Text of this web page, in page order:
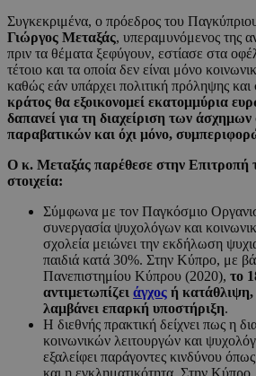
Συγκεκριμένα, ο πρόεδρος του
Γιώργος Μεταξάς, υπεραμυνόμενος της
πριν τα θέματα ξεφύγουν, εστίασε στα
τέτοιο και τα οποία δεν είναι μόνο
καθώς εάν υπάρχει πολιτική πρόληψης
κράτος θα εξοικονομεί εκατομμύρια
δαπανεί για τη διαχείριση των
παραβατικών και όχι μόνο,
Ο κ. Μεταξάς παρέθεσε στην Επιτροπή
στοιχεία:
Σύμφωνα με τον Παγκόσμιο
συνεργασία ψυχολόγων και
σχολεία μειώνει την εκδήλωση
παιδιά κατά 30%. Στην Κύπρο, με
Πανεπιστημίου Κύπρου (2020), το
αντιμετωπίζει άγχος ή
λαμβάνει επαρκή υποστήριξη.
Η διεθνής πρακτική δείχνει πως η
κοινωνικών λειτουργών και
εξαλείφει παράγοντες κινδύνου
και η εγκληματικότητα. Στην Κύπρο,